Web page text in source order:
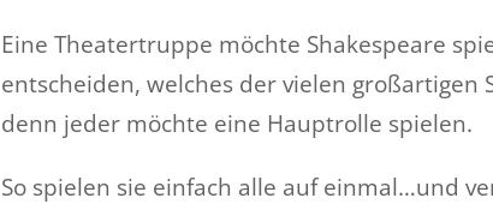
Eine Theatertruppe möchte Shakespeare
entscheiden, welches der vielen großartigen
denn jeder möchte eine Hauptrolle spielen.
So spielen sie einfach alle auf einmal…und